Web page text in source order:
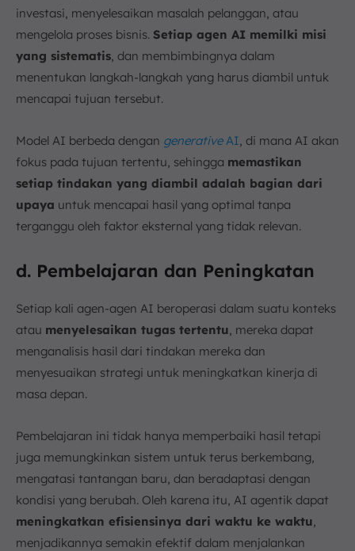
investasi, menyelesaikan masalah pelanggan, atau
mengelola proses bisnis. Setiap agen AI memilki misi
yang sistematis , dan membimbingnya dalam
menentukan langkah-langkah yang harus diambil untuk
mencapai tujuan tersebut.
Model AI berbeda dengan generativeAI , di mana AI akan
fokus pada tujuan tertentu, sehingga memastikan
setiap tindakan yang diambil adalah bagian dari
upaya untuk mencapai hasil yang optimal tanpa
terganggu oleh faktor eksternal yang tidak relevan.
d. Pembelajaran dan Peningkatan
Setiap kali agen-agen AI beroperasi dalam suatu konteks
atau menyelesaikan tugas tertentu , mereka dapat
menganalisis hasil dari tindakan mereka dan
menyesuaikan strategi untuk meningkatkan kinerja di
masa depan.
Pembelajaran ini tidak hanya memperbaiki hasil tetapi
juga memungkinkan sistem untuk terus berkembang,
mengatasi tantangan baru, dan beradaptasi dengan
kondisi yang berubah. Oleh karena itu, AI agentik dapat
meningkatkan efisiensinya dari waktu ke waktu
menjadikannya semakin efektif dalam menjalankan